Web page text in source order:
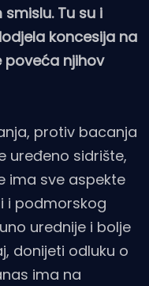
Tu su i
koncesija na
poveća njihov
protiv bacanja
uređeno sidrište,
ima sve aspekte
i podmorskog
urednije i bolje
donijeti odluku o
ima na